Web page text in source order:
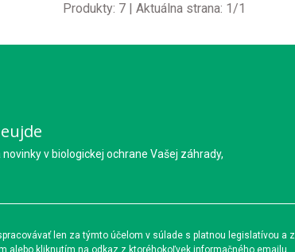
Produkty: 7| Aktuálna strana: 1/1
v biologickej ochrane Vašej záhrady,
len za týmto účelom v súlade s platnou legislatívou
alebo kliknutím na odkaz z ktoréhokoľvek informačného emailu.